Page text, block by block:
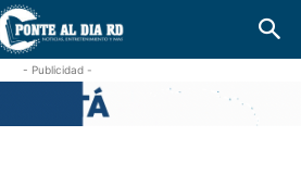
- Publicidad -